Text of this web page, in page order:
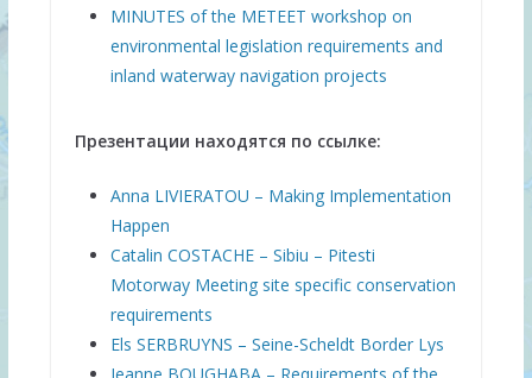
MINUTES of the METEET workshop on
environmental legislation requirements and
inland waterway navigation projects
Презентации находятся по ссылке:
Anna LIVIERATOU – Making Implementation
Happen
Catalin COSTACHE – Sibiu – Pitesti
Motorway Meeting site specific conservation
requirements
Els SERBRUYNS – Seine-Scheldt Border Lys